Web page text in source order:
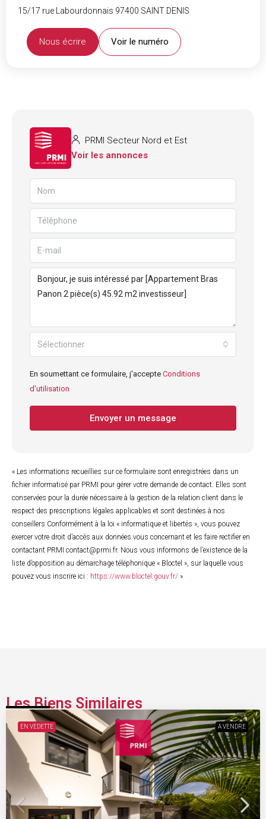
15/17 rue Labourdonnais 97400 SAINT DENIS
Nous écrire Voir le numéro
PRMI Secteur Nord et Est
Voir les annonces
Sélectionner
En soumettant ce formulaire, j'accepte Conditions
d'utilisation
Envoyer un message
« Les informations recueillies sur ce formulaire sont enregistrées dans un
fichier informatisé par PRMI pour gérer votre demande de contact. Elles sont
conservées pour la durée nécessaire à la gestion de la relation client dans le
respect des prescriptions légales applicables et sont destinées à nos
conseillers Conformément à la loi « informatique et libertés », vous pouvez
exercer votre droit d’accès aux données vous concernant et les faire rectifier en
contactant PRMI contact@prmi.fr. Nous vous informons de l’existence de la
liste d’opposition au démarchage téléphonique « Bloctel », sur laquelle vous
pouvez vous inscrire ici : https://www.bloctel.gouv.fr/ »
Les Biens Similaires
EN VEDETTE A VENDRE